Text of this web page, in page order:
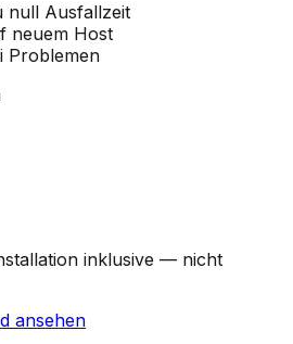
null Ausfallzeit
neuem Host
Problemen
inklusive — nicht
ansehen